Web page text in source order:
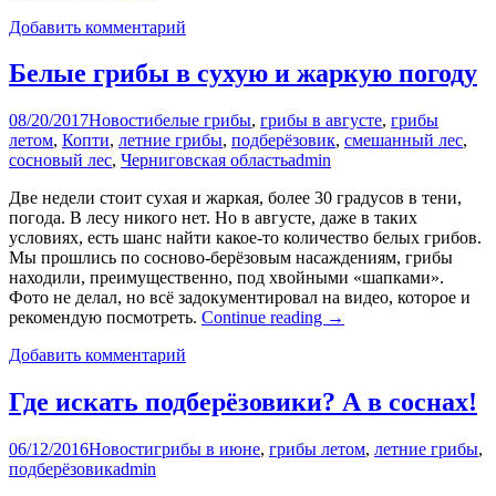
Добавить комментарий
Белые грибы в сухую и жаркую погоду
08/20/2017Новостибелые грибы, грибы в августе, грибы
летом, Копти, летние грибы, подберёзовик, смешанный лес,
сосновый лес, Черниговская областьadmin
Две недели стоит сухая и жаркая, более 30 градусов в тени,
погода. В лесу никого нет. Но в августе, даже в таких
условиях, есть шанс найти какое-то количество белых грибов.
Мы прошлись по сосново-берёзовым насаждениям, грибы
находили, преимущественно, под хвойными «шапками».
Фото не делал, но всё задокументировал на видео, которое и
рекомендую посмотреть. Continue reading →
Добавить комментарий
Где искать подберёзовики? А в соснах!
06/12/2016Новостигрибы в июне, грибы летом, летние грибы,
подберёзовикadmin